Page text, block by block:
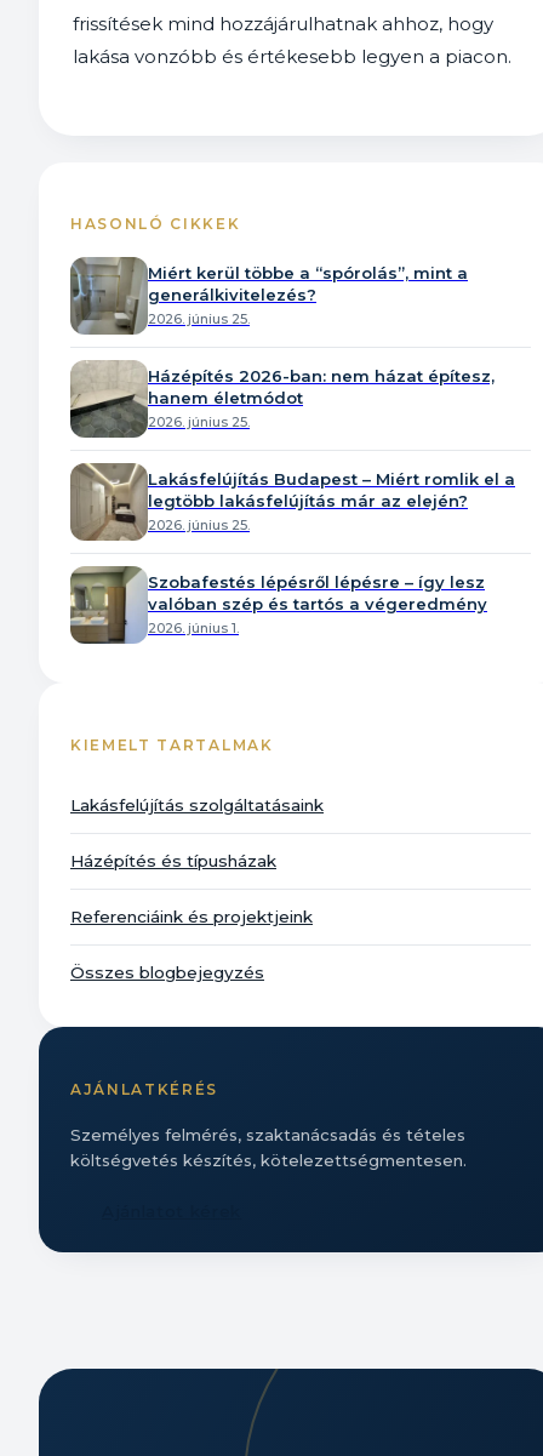
frissítések mind hozzájárulhatnak ahhoz, hogy
lakása vonzóbb és értékesebb legyen a piacon.
HASONLÓ CIKKEK
Miért kerül többe a “spórolás”, mint a
generálkivitelezés?
2026. június 25.
Házépítés 2026-ban: nem házat építesz,
hanem életmódot
2026. június 25.
Lakásfelújítás Budapest – Miért romlik el a
legtöbb lakásfelújítás már az elején?
2026. június 25.
Szobafestés lépésről lépésre – így lesz
valóban szép és tartós a végeredmény
2026. június 1.
KIEMELT TARTALMAK
Lakásfelújítás szolgáltatásaink
Házépítés és típusházak
Referenciáink és projektjeink
Összes blogbejegyzés
AJÁNLATKÉRÉS
Személyes felmérés, szaktanácsadás és tételes
költségvetés készítés, kötelezettségmentesen.